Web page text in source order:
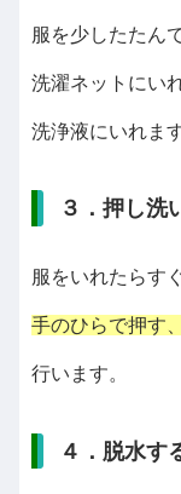
服を少したたん
洗濯ネットにい
洗浄液にいれます
３．押し洗
服をいれたらす
手のひらで押す
行います。
４．脱水す